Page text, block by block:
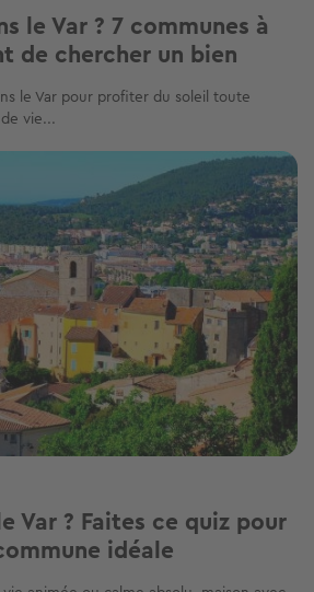
le Var ? 7 communes à
de chercher un bien
le Var pour profiter du soleil toute
vie...
Var ? Faites ce quiz pour
idéale